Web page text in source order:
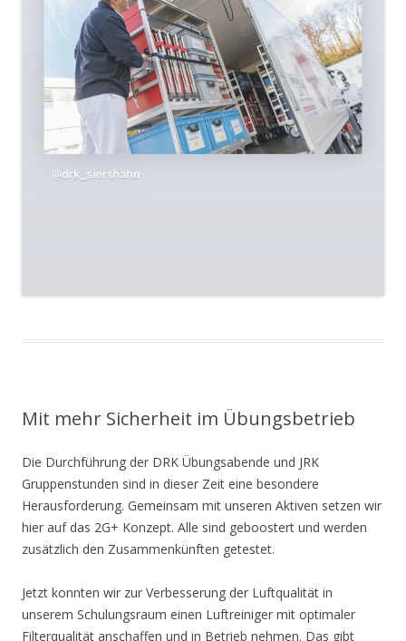
Mit mehr Sicherheit im Übungsbetrieb
Die Durchführung der DRK Übungsabende und JRK
Gruppenstunden sind in dieser Zeit eine besondere
Herausforderung. Gemeinsam mit unseren Aktiven setzen wir
hier auf das 2G+ Konzept. Alle sind geboostert und werden
zusätzlich den Zusammenkünften getestet.
Jetzt konnten wir zur Verbesserung der Luftqualität in
unserem Schulungsraum einen Luftreiniger mit optimaler
Filterqualität anschaffen und in Betrieb nehmen. Das gibt